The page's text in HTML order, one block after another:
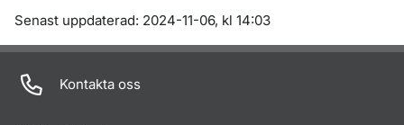
Om sidan
Senast uppdaterad: 2024-11-06, kl 14:03
Kontakta oss